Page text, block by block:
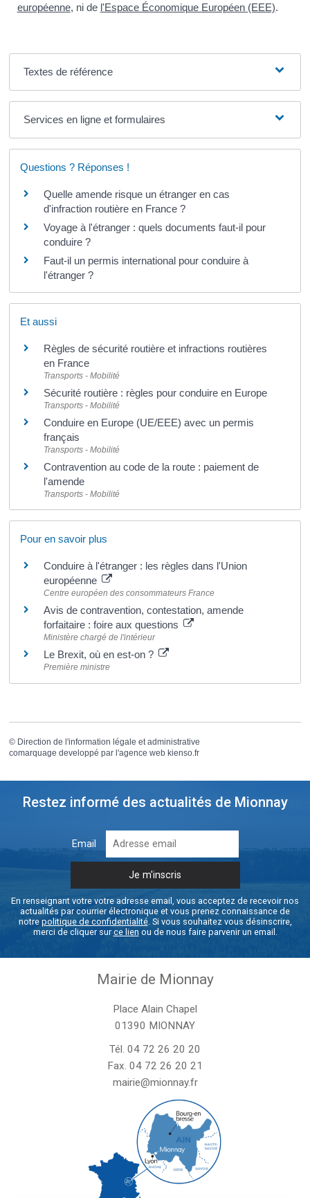
européenne, ni de l'Espace Économique Européen (EEE).
Textes de référence
Services en ligne et formulaires
Questions ? Réponses !
Quelle amende risque un étranger en cas
d'infraction routière en France ?
Voyage à l'étranger : quels documents faut-il pour
conduire ?
Faut-il un permis international pour conduire à
l'étranger ?
Et aussi
Règles de sécurité routière et infractions routières
en France
Transports - Mobilité
Sécurité routière : règles pour conduire en Europe
Transports - Mobilité
Conduire en Europe (UE/EEE) avec un permis
français
Transports - Mobilité
Contravention au code de la route : paiement de
l'amende
Transports - Mobilité
Pour en savoir plus
Conduire à l'étranger : les règles dans l'Union
européenne
Centre européen des consommateurs France
Avis de contravention, contestation, amende
forfaitaire : foire aux questions
Ministère chargé de l'intérieur
Le Brexit, où en est-on ?
Première ministre
© Direction de l'information légale et administrative
comarquage developpé par l'agence web kienso.fr
Restez informé des actualités de Mionnay
Email
En renseignant votre votre adresse email, vous acceptez de recevoir nos
actualités par courrier électronique et vous prenez connaissance de
notre politique de confidentialité. Si vous souhaitez vous désinscrire,
merci de cliquer surce lien ou de nous faire parvenir un email.
Mairie de Mionnay
Place Alain Chapel
01390 MIONNAY
Tél. 04 72 26 20 20
Fax. 04 72 26 20 21
mairie@mionnay.fr